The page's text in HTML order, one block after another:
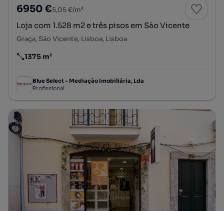
6950 €5,05 €/m²
Loja com 1.528 m2 e três pisos em São Vicente
Graça, São Vicente, Lisboa, Lisboa
Preço por metro quadrado
1375 m²
Blue Select - Mediação Imobiliária, Lda
Profissional